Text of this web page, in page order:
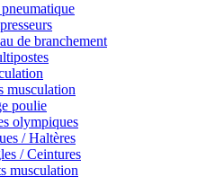
de branchement
musculation
poulie
olympiques
/ Haltères
/ Ceintures
musculation